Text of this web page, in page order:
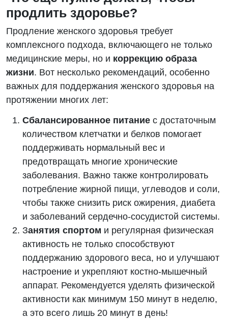
продлить здоровье?
Продление женского здоровья требует
комплексного подхода, включающего не только
медицинские меры, но и коррекцию образа
жизни. Вот несколько рекомендаций, особенно
важных для поддержания женского здоровья на
протяжении многих лет:
Сбалансированное питание с достаточным
количеством клетчатки и белков помогает
поддерживать нормальный вес и
предотвращать многие хронические
заболевания. Важно также контролировать
потребление жирной пищи, углеводов и соли,
чтобы также снизить риск ожирения, диабета
и заболеваний сердечно-сосудистой системы.
Занятия спортом и регулярная физическая
активность не только способствуют
поддержанию здорового веса, но и улучшают
настроение и укрепляют костно-мышечный
аппарат. Рекомендуется уделять физической
активности как минимум 150 минут в неделю,
а это всего лишь 20 минут в день!